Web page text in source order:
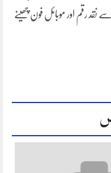
رقم اور موبائل فون چھینے